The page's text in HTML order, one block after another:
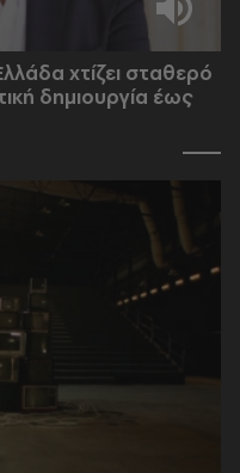
χτίζει σταθερό
δημιουργία έως